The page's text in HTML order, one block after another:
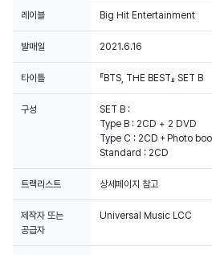
레이블 Big Hit Entertainment
발매일 2021.6.16
타이틀 『BTS, THE BEST』 SET B
구성
SET B :
Type B : 2CD + 2 DVD
Type C : 2CD＋Photo
Standard : 2CD
트랙리스트 상세페이지 참고
제작자 또는
공급자
Universal Music LCC